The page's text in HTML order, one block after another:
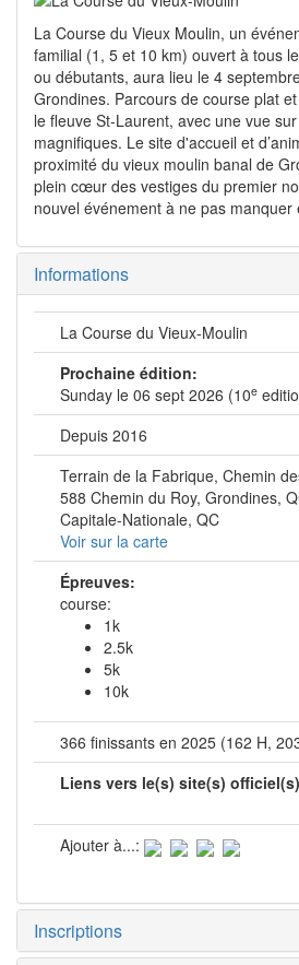
La Course du Vieux Moulin, un
familial (1, 5 et 10 km) ouvert à tous
ou débutants, aura lieu le 4
Grondines. Parcours de course plat
le fleuve St-Laurent, avec une vue
magnifiques. Le site d'accueil et
proximité du vieux moulin banal de
plein cœur des vestiges du premier
nouvel événement à ne pas manquer
Informations
La Course du Vieux-Moulin
Prochaine édition:
Sunday le 06 sept 2026 (10e
Depuis 2016
Terrain de la Fabrique, Chemin
588 Chemin du Roy, Grondines,
Capitale-Nationale, QC
Voir sur la carte
Épreuves:
course:
1k
2.5k
5k
10k
366 finissants en 2025 (162 H,
Liens vers le(s) site(s)
Ajouter à...:
Inscriptions